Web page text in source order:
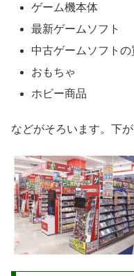
ゲーム機本体
最新ゲームソフト
中古ゲームソフト
おもちゃ
ホビー商品
などがそろいます。下